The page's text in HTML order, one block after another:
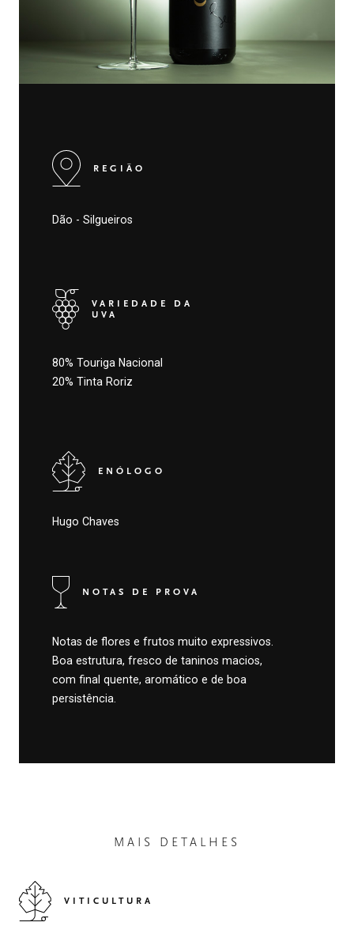
REGIÃO
Dão - Silgueiros
VARIEDADE DA
UVA
80% Touriga Nacional
20% Tinta Roriz
ENÓLOGO
Hugo Chaves
NOTAS DE PROVA
Notas de flores e frutos muito expressivos.
Boa estrutura, fresco de taninos macios,
com final quente, aromático e de boa
persistência.
MAIS DETALHES
VITICULTURA